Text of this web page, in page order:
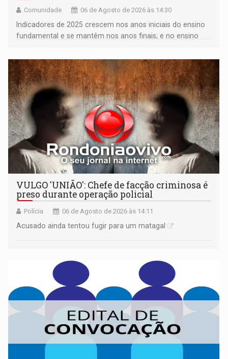
Comunidade 06 de Agosto de 2026 às 14:30
Indicadores de 2025 crescem nos anos iniciais do ensino
fundamental e se mantêm nos anos finais; e no ensino
VULGO 'UNIÃO': Chefe de facção criminosa é
preso durante operação policial
Polícia 06 de Agosto de 2026 às 14:11
Acusado ainda tentou fugir para um matagal